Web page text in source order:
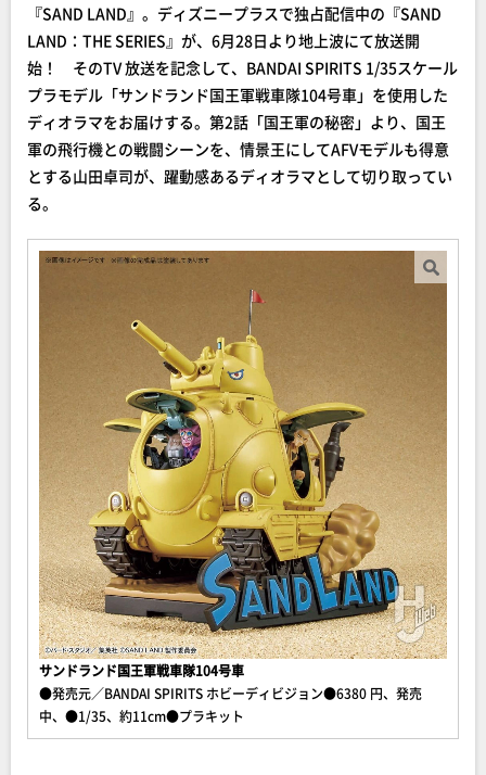
『SAND LAND』。ディズニープラスで独占配信中の『SAND
LAND：THE SERIES』が、6月28日より地上波にて放送開
始！ そのTV 放送を記念して、BANDAI SPIRITS 1/35スケール
プラモデル「サンドランド国王軍戦車隊104号車」を使用した
ディオラマをお届けする。第2話「国王軍の秘密」より、国王
軍の飛行機との戦闘シーンを、情景王にしてAFVモデルも得意
とする山田卓司が、躍動感あるディオラマとして切り取ってい
る。
サンドランド国王軍戦車隊104号車
●発売元／BANDAI SPIRITS ホビーディビジョン●6380 円、発売
中、●1/35、約11cm●プラキット